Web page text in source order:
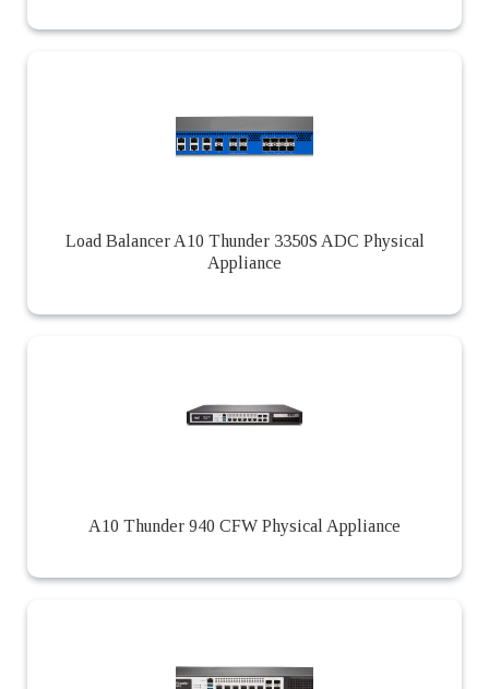
Load Balancer A10 Thunder 3350S ADC Physical
Appliance
A10 Thunder 940 CFW Physical Appliance